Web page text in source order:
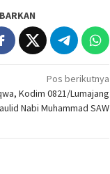
Pos berikutnya
Kodim 0821/Lumajang
Nabi Muhammad SAW